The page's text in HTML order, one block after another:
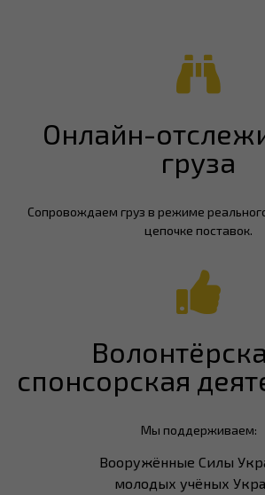
Онлайн-
груза
Сопровождаем груз в режиме
цепочке поставок.
спонсорская
Мы поддерживаем:
Вооружённые Силы
молодых учёных